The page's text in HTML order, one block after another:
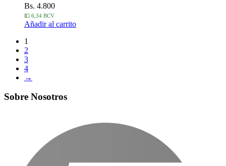
Bs. 4.800
💵 6,34 BCV
Añadir al carrito
1
2
3
4
→
Sobre Nosotros